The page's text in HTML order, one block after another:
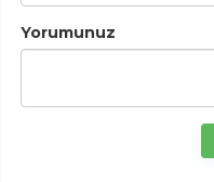
Yorumunuz